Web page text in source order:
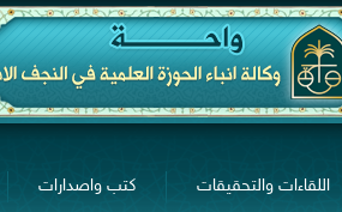
اللقاءات والتحقيقات كتب واصدارات